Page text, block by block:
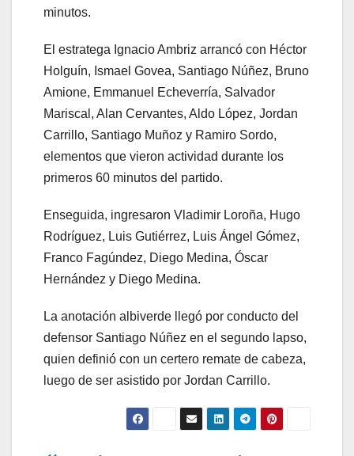
minutos.
El estratega Ignacio Ambriz arrancó con Héctor
Holguín, Ismael Govea, Santiago Núñez, Bruno
Amione, Emmanuel Echeverría, Salvador
Mariscal, Alan Cervantes, Aldo López, Jordan
Carrillo, Santiago Muñoz y Ramiro Sordo,
elementos que vieron actividad durante los
primeros 60 minutos del partido.
Enseguida, ingresaron Vladimir Loroña, Hugo
Rodríguez, Luis Gutiérrez, Luis Ángel Gómez,
Franco Fagúndez, Diego Medina, Óscar
Hernández y Diego Medina.
La anotación albiverde llegó por conducto del
defensor Santiago Núñez en el segundo lapso,
quien definió con un certero remate de cabeza,
luego de ser asistido por Jordan Carrillo.